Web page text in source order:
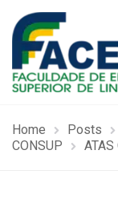
Home Posts
CONSUP
ATAS